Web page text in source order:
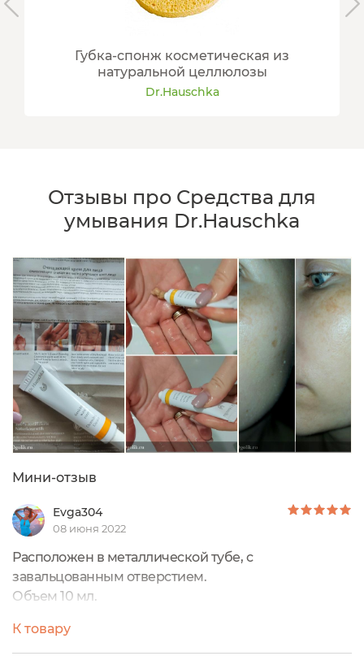
Губка-спонж косметическая из
натуральной целлюлозы
Dr.Hauschka
Отзывы про Средства для
умывания Dr.Hauschka
Мини-отзыв
Evga304
08 июня 2022
Расположен в металлической тубе, с
завальцованным отверстием.
Объем 10 мл.
Пахнет очень приятно, сладенько, но не резко. Мне
К товару